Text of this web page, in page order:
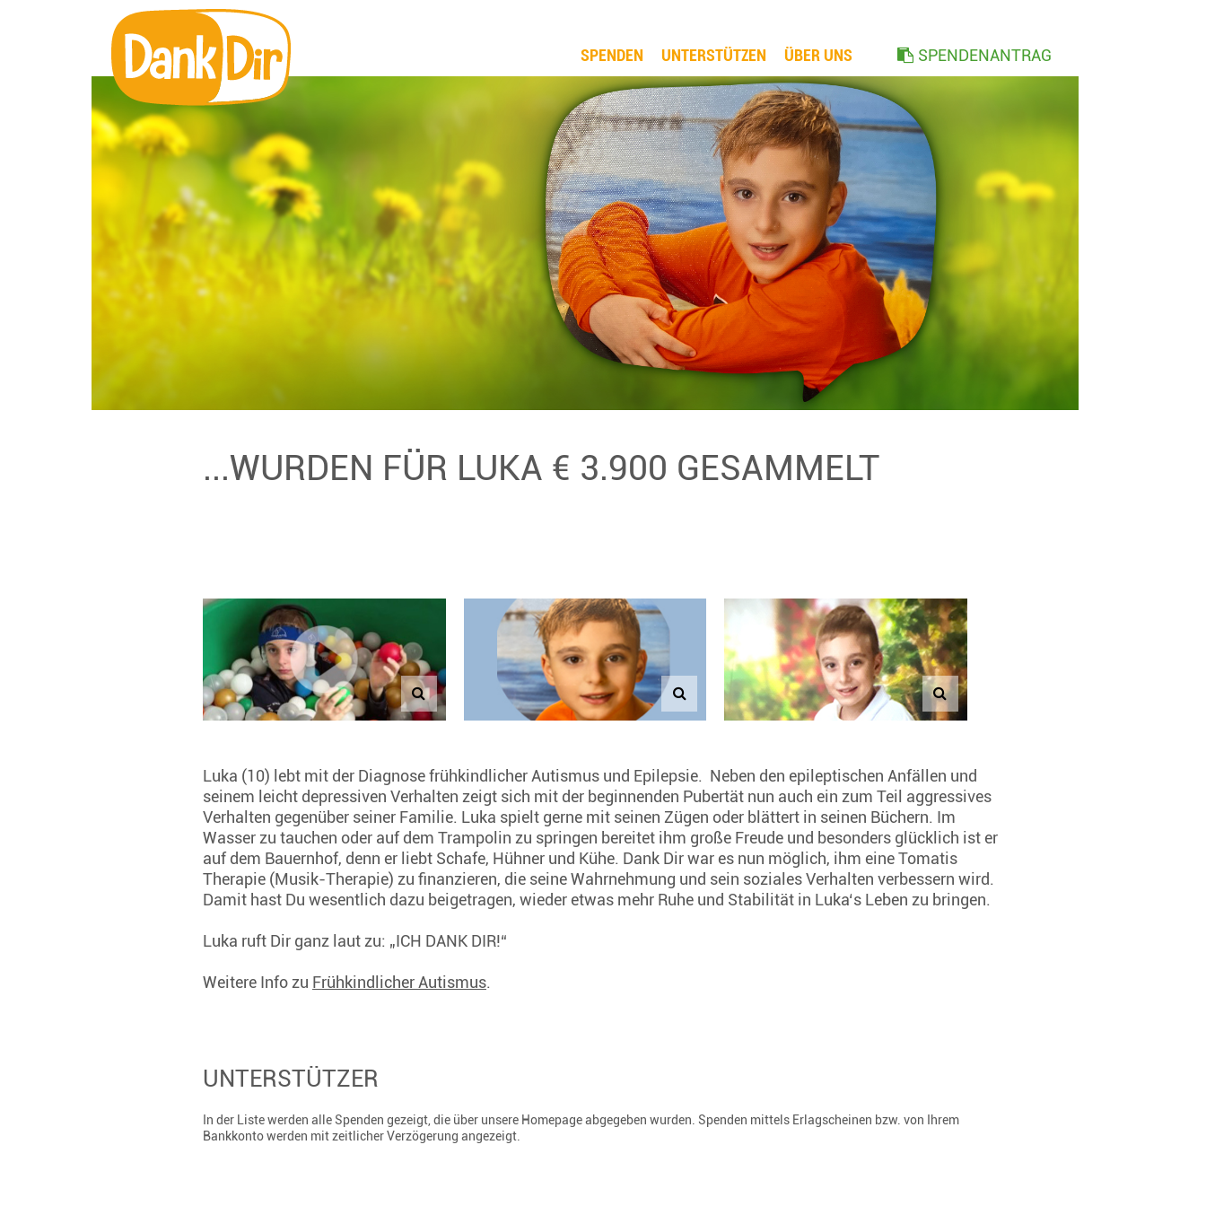
SPENDEN UNTERSTÜTZEN ÜBER UNS SPENDENANTRAG
...WURDEN FÜR LUKA € 3.900 GESAMMELT
Luka (10) lebt mit der Diagnose frühkindlicher Autismus und Epilepsie. Neben den epileptischen Anfällen und
seinem leicht depressiven Verhalten zeigt sich mit der beginnenden Pubertät nun auch ein zum Teil aggressives
Verhalten gegenüber seiner Familie. Luka spielt gerne mit seinen Zügen oder blättert in seinen Büchern. Im
Wasser zu tauchen oder auf dem Trampolin zu springen bereitet ihm große Freude und besonders glücklich ist er
auf dem Bauernhof, denn er liebt Schafe, Hühner und Kühe. Dank Dir war es nun möglich, ihm eine Tomatis
Therapie (Musik-Therapie) zu finanzieren, die seine Wahrnehmung und sein soziales Verhalten verbessern wird.
Damit hast Du wesentlich dazu beigetragen, wieder etwas mehr Ruhe und Stabilität in Luka‘s Leben zu bringen.
Luka ruft Dir ganz laut zu: „ICH DANK DIR!“
Weitere Info zu Frühkindlicher Autismus.
UNTERSTÜTZER
In der Liste werden alle Spenden gezeigt, die über unsere Homepage abgegeben wurden. Spenden mittels Erlagscheinen bzw. von Ihrem
Bankkonto werden mit zeitlicher Verzögerung angezeigt.